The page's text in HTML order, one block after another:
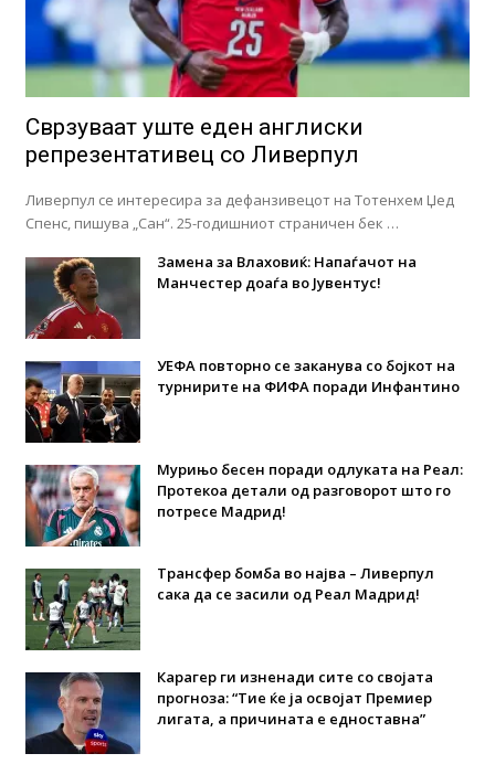
Сврзуваат уште еден англиски
репрезентативец со Ливерпул
Ливерпул се интересира за дефанзивецот на Тотенхем Џед
Спенс, пишува „Сан“. 25-годишниот страничен бек …
Замена за Влаховиќ: Напаѓачот на
Манчестер доаѓа во Јувентус!
УЕФА повторно се заканува со бојкот на
турнирите на ФИФА поради Инфантино
Мурињо бесен поради одлуката на Реал:
Протекоа детали од разговорот што го
потресе Мадрид!
Трансфер бомба во најва – Ливерпул
сака да се засили од Реал Мадрид!
Карагер ги изненади сите со својата
прогноза: “Тие ќе ја освојат Премиер
лигата, а причината е едноставна”